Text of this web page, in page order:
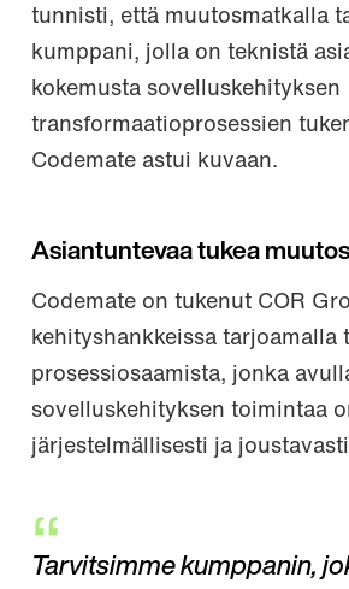
tunnisti, että muutosmatkalla
kumppani, jolla on teknistä
kokemusta sovelluskehityksen
transformaatioprosessien
Codemate astui kuvaan.
Asiantuntevaa tukea
Codemate on tukenut COR
kehityshankkeissa tarjoamalla
prosessiosaamista, jonka
sovelluskehityksen toimintaa
järjestelmällisesti ja
Tarvitsimme kumppanin,